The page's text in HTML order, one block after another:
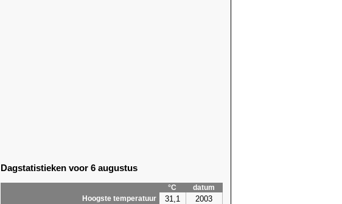
Dagstatistieken voor 6 augustus
°C
datum
Hoogste temperatuur
31,1 2003